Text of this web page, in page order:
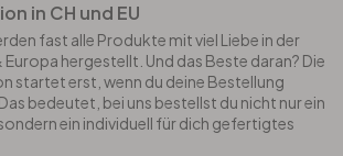
in CH und EU
fast alle Produkte mit viel Liebe in der
Europa hergestellt. Und das Beste daran? Die
startet erst, wenn du deine Bestellung
bedeutet, bei uns bestellst du nicht nur ein
ein individuell für dich gefertigtes